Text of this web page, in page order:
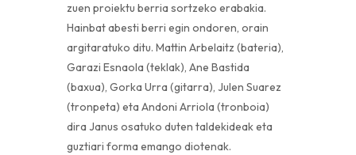
zuen proiektu berria sortzeko erabakia.
Hainbat abesti berri egin ondoren, orain
argitaratuko ditu. Mattin Arbelaitz (bateria),
Garazi Esnaola (teklak), Ane Bastida
(baxua), Gorka Urra (gitarra), Julen Suarez
(tronpeta) eta Andoni Arriola (tronboia)
dira Janus osatuko duten taldekideak eta
guztiari forma emango diotenak.